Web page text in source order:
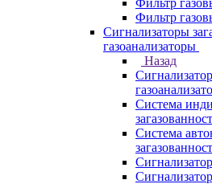
Фильтр
Фильтр
Сигнализаторы
газоанализаторы
Назад
Система
Система